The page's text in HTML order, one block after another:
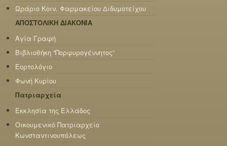
Ωράριο Κοιν. Φαρμακείου Διδυμοτείχου
ΑΠΟΣΤΟΛΙΚΗ ΔΙΑΚΟΝΙΑ
Αγία Γραφή
Βιβλιοθήκη “Πορφυρογέννητος”
Εορτολόγιο
Φωνή Κυρίου
Πατριαρχεία
Εκκλησία της Ελλάδος
Οικουμενικό Πατριαρχείο
Κωνσταντινουπόλεως